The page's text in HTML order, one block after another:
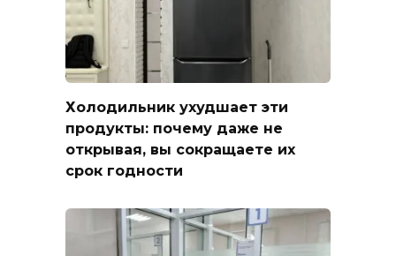
Холодильник ухудшает эти
продукты: почему даже не
открывая, вы сокращаете их
срок годности